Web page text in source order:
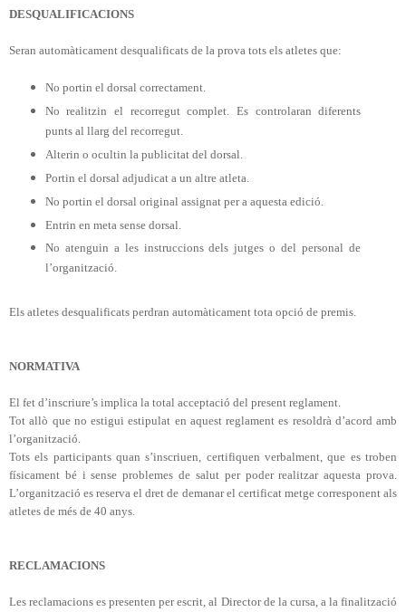
DESQUALIFICACIONS
Seran automàticament desqualificats de la prova tots els atletes que:
No portin el dorsal correctament.
No realitzin el recorregut complet. Es controlaran diferents
punts al llarg del recorregut.
Alterin o ocultin la publicitat del dorsal.
Portin el dorsal adjudicat a un altre atleta.
No portin el dorsal original assignat per a aquesta edició.
Entrin en meta sense dorsal.
No atenguin a les instruccions dels jutges o del personal de
l’organització.
Els atletes desqualificats perdran automàticament tota opció de premis.
NORMATIVA
El fet d’inscriure’s implica la total acceptació del present reglament.
Tot allò que no estigui estipulat en aquest reglament es resoldrà d’acord amb
l’organització.
Tots els participants quan s’inscriuen, certifiquen verbalment, que es troben
físicament bé i sense problemes de salut per poder realitzar aquesta prova.
L’organització es reserva el dret de demanar el certificat metge corresponent als
atletes de més de 40 anys.
RECLAMACIONS
Les reclamacions es presenten per escrit, al Director de la cursa, a la finalització